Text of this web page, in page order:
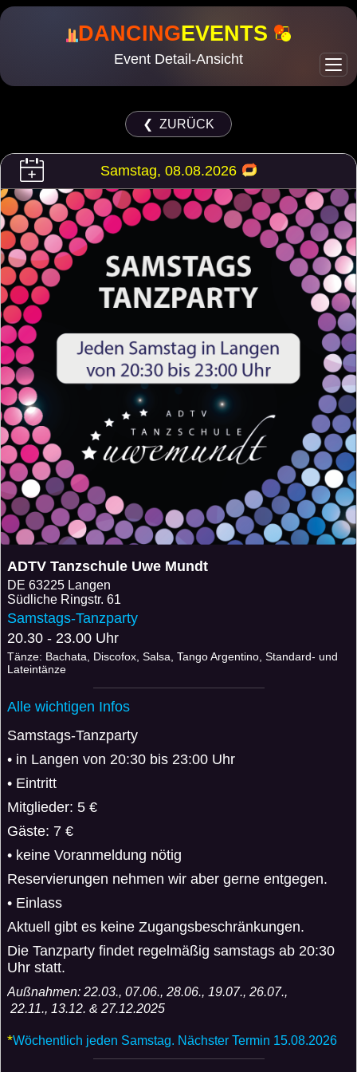
DANCINGEVENTS
Event Detail-Ansicht
❮ ZURÜCK
Samstag, 08.08.2026
ADTV Tanzschule Uwe Mundt
DE 63225 Langen
Südliche Ringstr. 61
Samstags-Tanzparty
20.30 - 23.00 Uhr
Tänze: Bachata, Discofox, Salsa, Tango Argentino, Standard- und
Lateintänze
Alle wichtigen Infos
Samstags-Tanzparty
• in Langen von 20:30 bis 23:00 Uhr
• Eintritt
Mitglieder: 5 €
Gäste: 7 €
• keine Voranmeldung nötig
Reservierungen nehmen wir aber gerne entgegen.
• Einlass
Aktuell gibt es keine Zugangsbeschränkungen.
Die Tanzparty findet regelmäßig samstags ab 20:30
Uhr statt.
Außnahmen: 22.03., 07.06., 28.06., 19.07., 26.07.,
22.11., 13.12. & 27.12.2025
*Wöchentlich jeden Samstag. Nächster Termin 15.08.2026